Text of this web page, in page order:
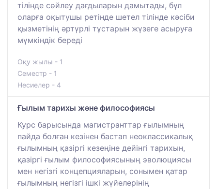
тілінде сөйлеу дағдыларын дамытады, бұл
оларға оқытушы ретінде шетел тілінде кәсіби
қызметінің әртүрлі тұстарын жүзеге асыруға
мүмкіндік береді
Оқу жылы - 1
Семестр - 1
Несиелер - 4
Ғылым тарихы және философиясы
Курс барысында магистранттар ғылымның
пайда болған кезінен бастап неоклассикалық
ғылымның қазіргі кезеңіне дейінгі тарихын,
қазіргі ғылым философиясының эволюциясы
мен негізгі концепцияларын, сонымен қатар
ғылымның негізгі ішкі жүйелерінің